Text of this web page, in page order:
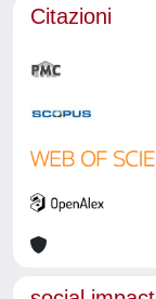
Citazioni